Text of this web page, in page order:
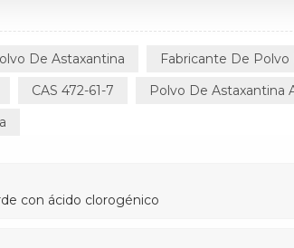
De Astaxantina
Fabricante De
CAS 472-61-7
Polvo De Astaxantina
con ácido clorogénico